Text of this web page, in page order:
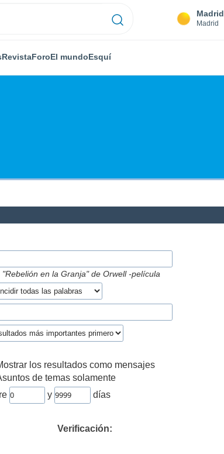
Madrid
Madrid
RevistaForoEl mundoEsquí
"Rebelión en la Granja" de Orwell -película
los resultados como mensajes
de temas solamente
y días
Verificación: